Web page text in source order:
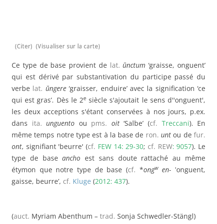
(Citer) (Visualiser sur la carte)
Ce type de base provient de lat. ŭnctum‘graisse, onguent’
qui est dérivé par substantivation du participe passé du
verbe lat. ŭngere‘graisser, enduire’ avec la signification ‘ce
qui est gras’. Dès le 2e siècle s'ajoutait le sens d''onguent',
les deux acceptions s'étant conservées à nos jours, p.ex.
dans ita. unguento ou pms. oit‘Salbe’ (cf. Treccani). En
même temps notre type est à la base de ron. unt ou defur.
ont, signifiant 'beurre' (cf. FEW 14: 29-30; cf. REW: 9057). Le
type de baseancho est sans doute rattaché au même
étymon que notre type de base (cf. *ongwen- ‛onguent,
gaisse, beurre’, cf. Kluge (2012: 437).
(auct. Myriam Abenthum – trad. Sonja Schwedler-Stängl)